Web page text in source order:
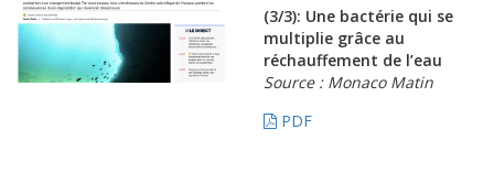
(3/3): Une bactérie qui se
multiplie grâce au
réchauffement de l’eau
Source : Monaco Matin
PDF